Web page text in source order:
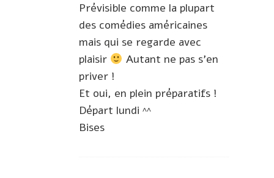
Prévisible comme la plupart
des comédies américaines
mais qui se regarde avec
plaisir
Autant ne pas s’en
priver !
Et oui, en plein préparatifs !
Départ lundi ^^
Bises